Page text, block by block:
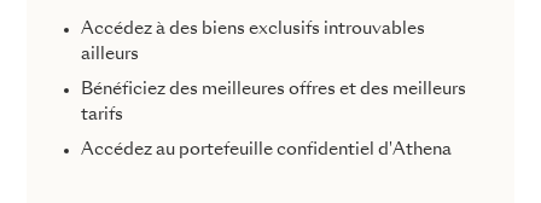
Accédez à des biens exclusifs introuvables
ailleurs
Bénéficiez des meilleures offres et des meilleurs
tarifs
Accédez au portefeuille confidentiel d'Athena